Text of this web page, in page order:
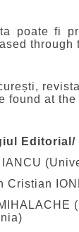
poate fi
through
found at
Editorial/
Cristian